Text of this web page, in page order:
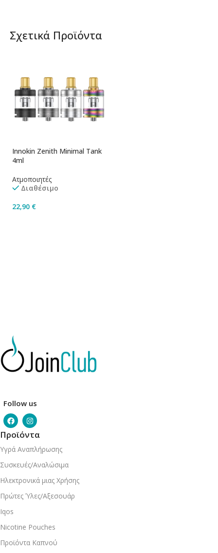
Σχετικά Προϊόντα
Innokin Zenith Minimal Tank
4ml
Ατμοποιητές
Διαθέσιμο
22,90 €
Follow us
Προϊόντα
Υγρά Αναπλήρωσης
Συσκευές/Αναλώσιμα
Ηλεκτρονικά μιας Χρήσης
Πρώτες Ύλες/Αξεσουάρ
Iqos
Nicotine Pouches
Προϊόντα Καπνού